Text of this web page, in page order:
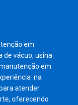
em
de vácuo, usina
em
na
atender
oferecendo